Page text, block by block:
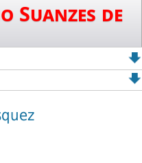
Suanzes de